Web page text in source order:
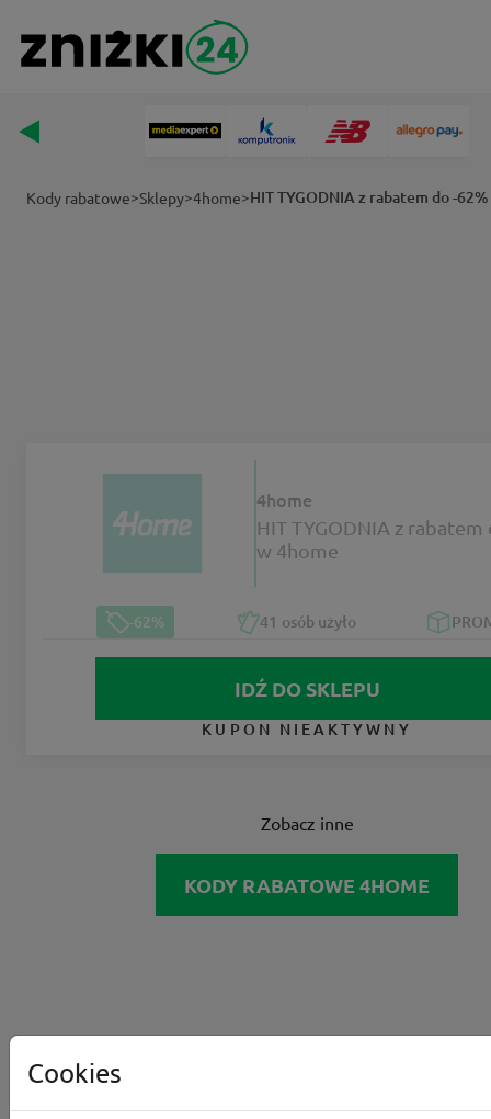
Kody rabatowe>Sklepy>4home>HIT TYGODNIA z rabatem do -
4home
HIT TYGODNIA z rabatem
w 4home
-62% 41 osób użyło
IDŹ DO SKLEPU
KUPON NIEAKTYWNY
Zobacz inne
KODY RABATOWE 4HOME
Cookies